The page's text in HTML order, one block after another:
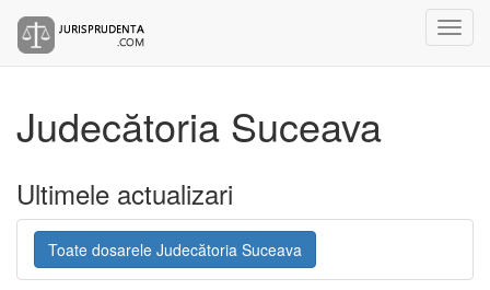
Judecătoria Suceava
Ultimele actualizari
Toate dosarele Judecătoria Suceava